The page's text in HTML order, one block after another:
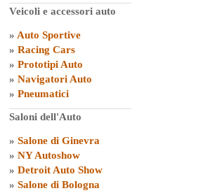
Veicoli e accessori auto
» Auto Sportive
» Racing Cars
» Prototipi Auto
» Navigatori Auto
» Pneumatici
Saloni dell'Auto
» Salone di Ginevra
» NY Autoshow
» Detroit Auto Show
» Salone di Bologna